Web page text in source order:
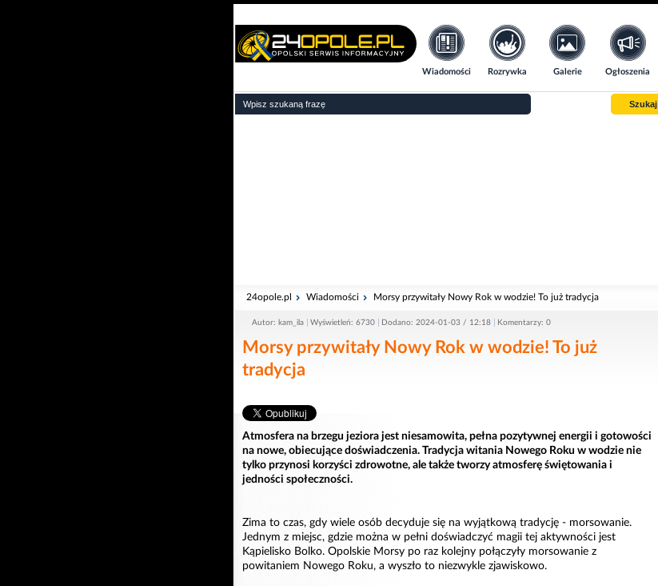
Wiadomości Rozrywka Galerie Ogłoszenia
Szukaj
24opole.pl Wiadomości Morsy przywitały Nowy Rok w wodzie! To już tradycja
Autor: kam_ila Wyświetleń: 6730 Dodano: 2024-01-03 / 12:18 Komentarzy: 0
Morsy przywitały Nowy Rok w wodzie! To już
tradycja
Atmosfera na brzegu jeziora jest niesamowita, pełna pozytywnej energii i gotowości
na nowe, obiecujące doświadczenia. Tradycja witania Nowego Roku w wodzie nie
tylko przynosi korzyści zdrowotne, ale także tworzy atmosferę świętowania i
jedności społeczności.
Zima to czas, gdy wiele osób decyduje się na wyjątkową tradycję - morsowanie.
Jednym z miejsc, gdzie można w pełni doświadczyć magii tej aktywności jest
Kąpielisko Bolko. Opolskie Morsy po raz kolejny połączyły morsowanie z
powitaniem Nowego Roku, a wyszło to niezwykle zjawiskowo.